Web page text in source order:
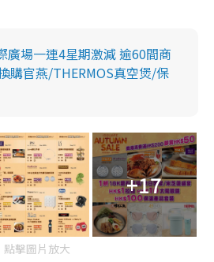
廣場一連4星期激減 逾60間商
購官燕/THERMOS真空煲/保
+17
點擊圖片放大